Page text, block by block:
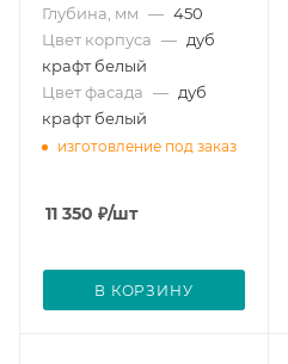
Глубина, мм — 450
Цвет корпуса — дуб
крафт белый
Цвет фасада — дуб
крафт белый
изготовление под заказ
11 350 ₽/шт
В КОРЗИНУ